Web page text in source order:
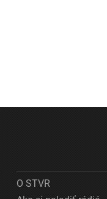
O STVR